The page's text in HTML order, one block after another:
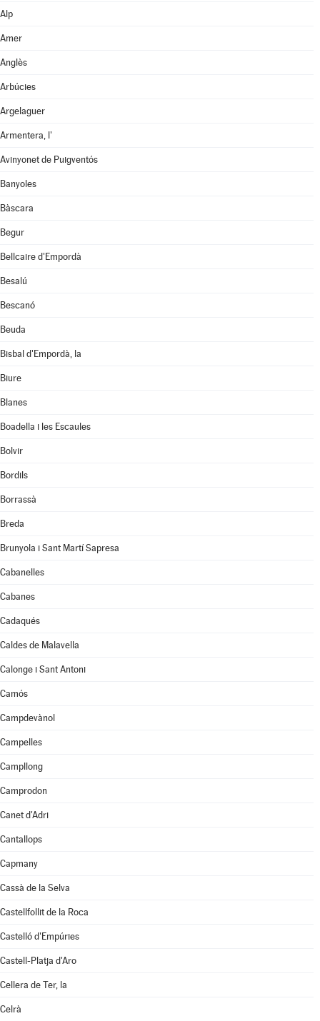
Alp
Amer
Anglès
Arbúcies
Argelaguer
Armentera, l'
Avinyonet de Puigventós
Banyoles
Bàscara
Begur
Bellcaire d'Empordà
Besalú
Bescanó
Beuda
Bisbal d'Empordà, la
Biure
Blanes
Boadella i les Escaules
Bolvir
Bordils
Borrassà
Breda
Brunyola i Sant Martí Sapresa
Cabanelles
Cabanes
Cadaqués
Caldes de Malavella
Calonge i Sant Antoni
Camós
Campdevànol
Campelles
Campllong
Camprodon
Canet d'Adri
Cantallops
Capmany
Cassà de la Selva
Castellfollit de la Roca
Castelló d'Empúries
Castell-Platja d'Aro
Cellera de Ter, la
Celrà